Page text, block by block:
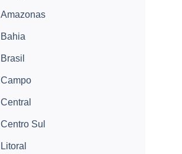
Amazonas
Bahia
Brasil
Campo
Central
Centro Sul
Litoral